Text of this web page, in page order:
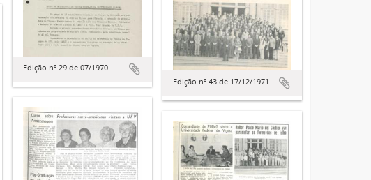
Edição nº 29 de 07/1970
Edição nº 43 de 17/12/1971